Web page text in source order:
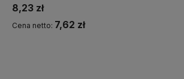
8,23 zł
Cena netto: 7,62 zł